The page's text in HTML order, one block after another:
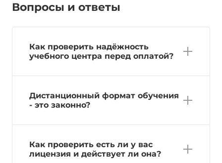
Вопросы и ответы
Как проверить надёжность
учебного центра перед оплатой?
Дистанционный формат обучения
- это законно?
Как проверить есть ли у вас
лицензия и действует ли она?